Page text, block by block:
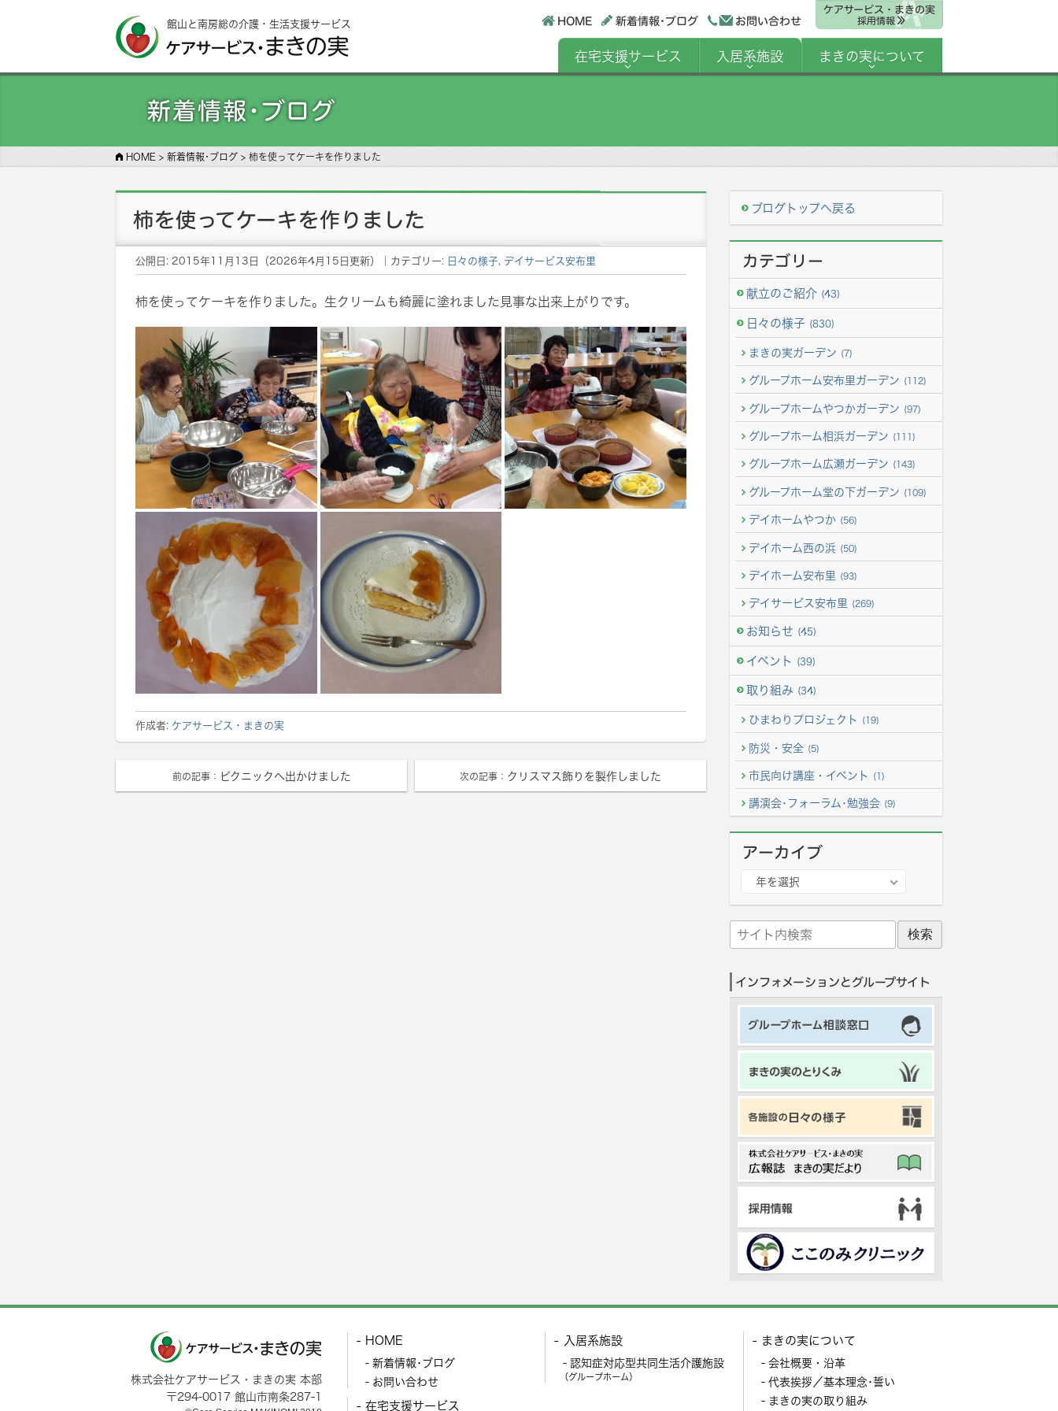
館山と南房総の介護・生活支援サービス HOME 新着情報･ブログ お問い合わせ
ケアサービス・まきの実
採用情報
在宅支援サービス 入居系施設 まきの実について
新着情報･ブログ
HOME > 新着情報･ブログ > 柿を使ってケーキを作りました
柿を使ってケーキを作りました
公開日: 2015年11月13日 （2026年4月15日更新） ｜カテゴリー: 日々の様子, デイサービス安布里
柿を使ってケーキを作りました。生クリームも綺麗に塗れました見事な出来上がりです。
作成者: ケアサービス・まきの実
前の記事： ピクニックへ出かけました 次の記事： クリスマス飾りを製作しました
ブログトップへ戻る
カテゴリー
献立のご紹介 (43)
日々の様子 (830)
まきの実ガーデン (7)
グループホーム安布里ガーデン (112)
グループホームやつかガーデン (97)
グループホーム相浜ガーデン (111)
グループホーム広瀬ガーデン (143)
グループホーム堂の下ガーデン (109)
デイホームやつか (56)
デイホーム西の浜 (50)
デイホーム安布里 (93)
デイサービス安布里 (269)
お知らせ (45)
イベント (39)
取り組み (34)
ひまわりプロジェクト (19)
防災・安全 (5)
市民向け講座・イベント (1)
講演会･フォーラム･勉強会 (9)
アーカイブ
イ
ブ
年を選択
イ
内
検
索
インフォメーションとグループサイト
HOME
新着情報･ブログ
お問い合わせ
在宅支援サービス
入居系施設
認知症対応型共同生活介護施設
（グループホーム）
まきの実について
会社概要・沿革
代表挨拶／基本理念･誓い
まきの実の取り組み
株式会社ケアサービス・まきの実 本部
〒294-0017 館山市南条287-1